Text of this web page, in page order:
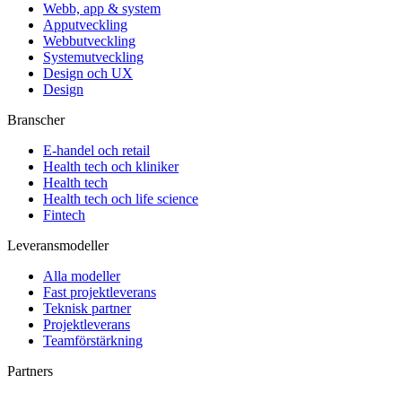
Webb, app & system
Apputveckling
Webbutveckling
Systemutveckling
Design och UX
Design
Branscher
E-handel och retail
Health tech och kliniker
Health tech
Health tech och life science
Fintech
Leveransmodeller
Alla modeller
Fast projektleverans
Teknisk partner
Projektleverans
Teamförstärkning
Partners